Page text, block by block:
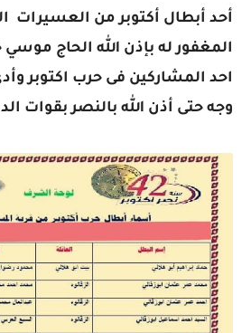
أحد أبطال أكتوبر من العسيرات
المغفور له بإذن الله الحاج
احد المشاركين فى حرب اكتوبر
وجه حتى أذن الله بالنصر بقوات